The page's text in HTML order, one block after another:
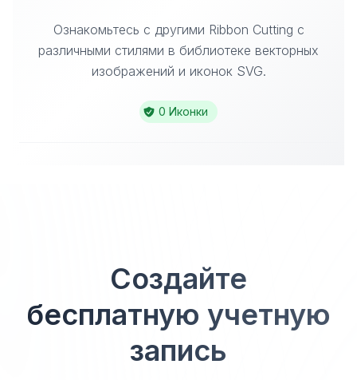
Ознакомьтесь с другими Ribbon Cutting с
различными стилями в библиотеке векторных
изображений и иконок SVG.
0 Иконки
Создайте
бесплатную учетную
запись